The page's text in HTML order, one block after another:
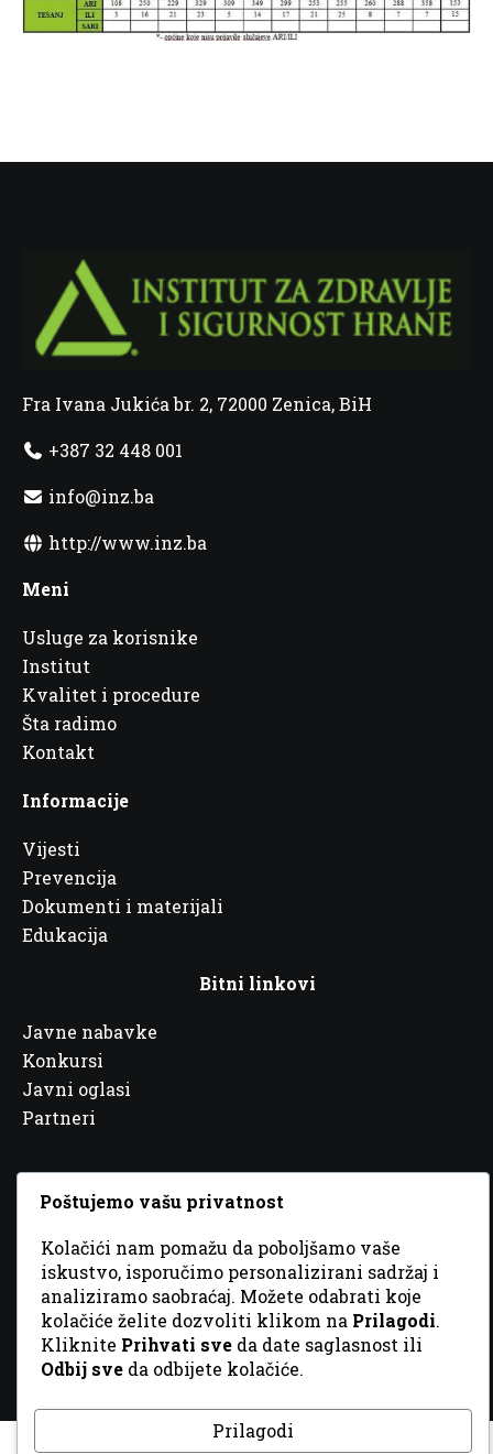
Fra Ivana Jukića br. 2, 72000 Zenica, BiH
+387 32 448 001
info@inz.ba
http://www.inz.ba
Meni
Usluge za korisnike
Institut
Kvalitet i procedure
Šta radimo
Kontakt
Informacije
Vijesti
Prevencija
Dokumenti i materijali
Edukacija
Bitni linkovi
Javne nabavke
Konkursi
Javni oglasi
Partneri
© 2026 Sva prava zadržana. DizajnGordonDM
Poštujemo vašu privatnost
Kolačići nam pomažu da poboljšamo vaše
iskustvo, isporučimo personalizirani sadržaj i
analiziramo saobraćaj. Možete odabrati koje
kolačiće želite dozvoliti klikom na Prilagodi.
Kliknite Prihvati sve da date saglasnost ili
Odbij sve da odbijete kolačiće.
Prilagodi